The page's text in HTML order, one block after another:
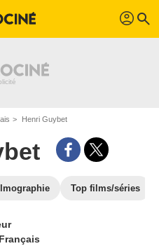
profil search
Henri Guybet
Top films/séries
Français